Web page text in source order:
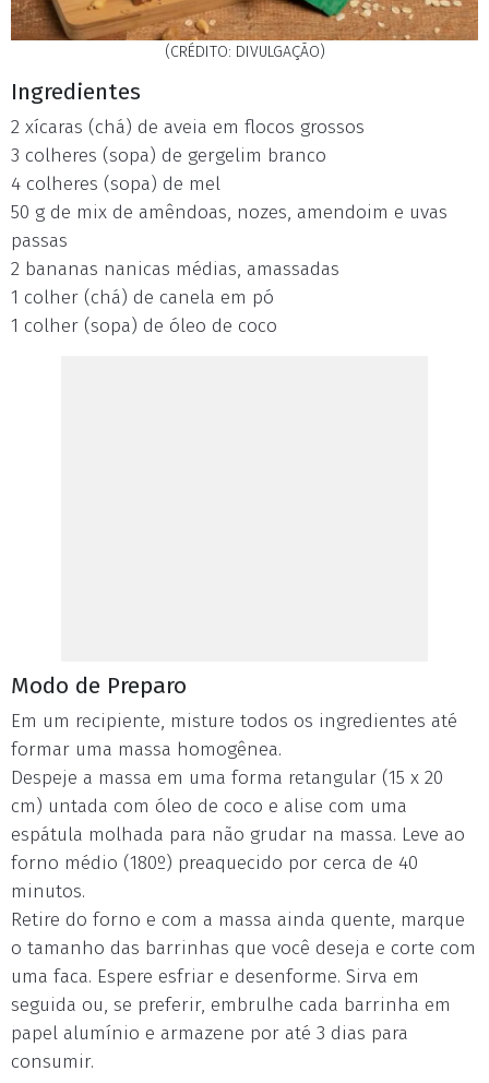
(CRÉDITO: DIVULGAÇÃO)
Ingredientes
2 xícaras (chá) de aveia em flocos grossos
3 colheres (sopa) de gergelim branco
4 colheres (sopa) de mel
50 g de mix de amêndoas, nozes, amendoim e uvas
passas
2 bananas nanicas médias, amassadas
1 colher (chá) de canela em pó
1 colher (sopa) de óleo de coco
Modo de Preparo
Em um recipiente, misture todos os ingredientes até
formar uma massa homogênea.
Despeje a massa em uma forma retangular (15 x 20
cm) untada com óleo de coco e alise com uma
espátula molhada para não grudar na massa. Leve ao
forno médio (180º) preaquecido por cerca de 40
minutos.
Retire do forno e com a massa ainda quente, marque
o tamanho das barrinhas que você deseja e corte com
uma faca. Espere esfriar e desenforme. Sirva em
seguida ou, se preferir, embrulhe cada barrinha em
papel alumínio e armazene por até 3 dias para
consumir.